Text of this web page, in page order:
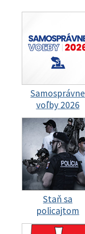
Samosprávne
voľby 2026
Staň sa
policajtom